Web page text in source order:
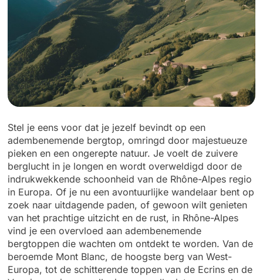
Stel je eens voor dat je jezelf bevindt op een
adembenemende bergtop, omringd door majestueuze
pieken en een ongerepte natuur. Je voelt de zuivere
berglucht in je longen en wordt overweldigd door de
indrukwekkende schoonheid van de Rhône-Alpes regio
in Europa. Of je nu een avontuurlijke wandelaar bent op
zoek naar uitdagende paden, of gewoon wilt genieten
van het prachtige uitzicht en de rust, in Rhône-Alpes
vind je een overvloed aan adembenemende
bergtoppen die wachten om ontdekt te worden. Van de
beroemde Mont Blanc, de hoogste berg van West-
Europa, tot de schitterende toppen van de Ecrins en de